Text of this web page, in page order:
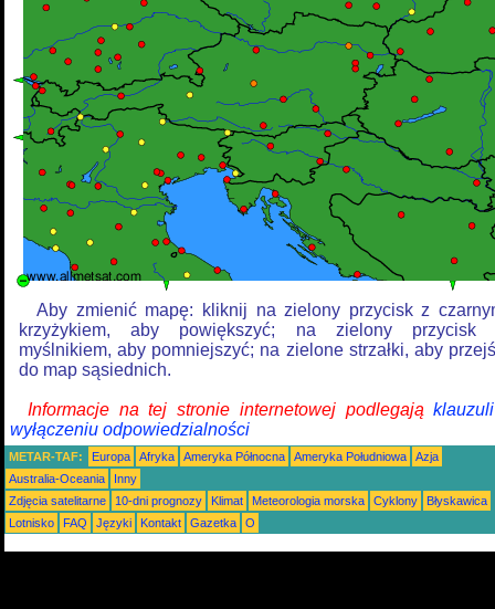
Aby zmienić mapę: kliknij na zielony przycisk z
krzyżykiem, aby powiększyć; na zielony przycisk
myślnikiem, aby pomniejszyć; na zielone strzałki, aby
do map sąsiednich.
Informacje na tej stronie internetowej podlegają
wyłączeniu odpowiedzialności
METAR-TAF: Europa Afryka Ameryka Północna Ameryka Południowa
Azja
Australia-Oceania
Inny
Zdjęcia satelitarne
10-dni prognozy Klimat Meteorologia morska Cyklony
Błyskawica
Lotnisko
FAQ Języki Kontakt Gazetka O